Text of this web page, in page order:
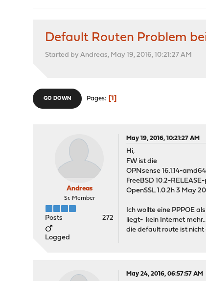
Default Routen Problem
Started by Andreas, May 19, 2016, 10:21:27 AM
GO DOWN Pages 1
Andreas
Sr. Member
Posts 272
Logged
May 19, 2016, 10:21:27 AM
Hi,
FW ist die
OPNsense 16.1.14-amd64
FreeBSD 10.2-RELEASE-
OpenSSL 1.0.2h 3 May
Ich wollte eine PPPOE
liegt- kein Internet
die default route ist
May 24, 2016, 06:57:57 AM